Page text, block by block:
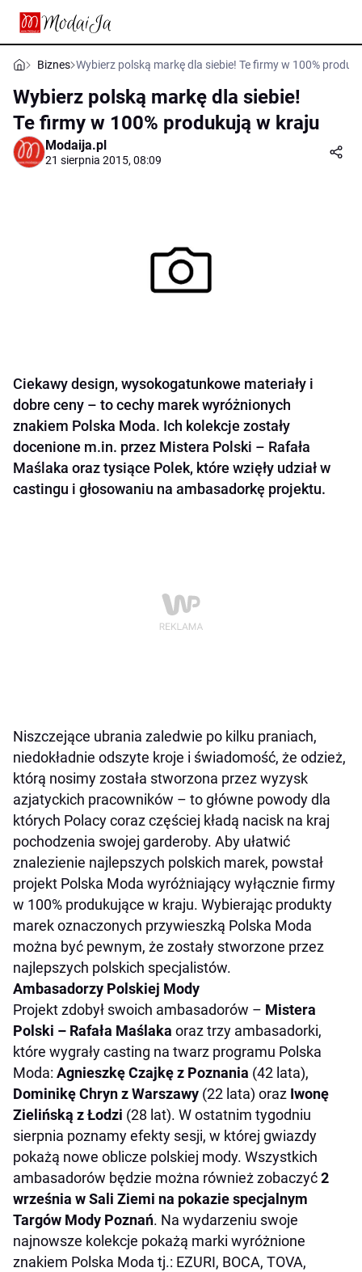
Biznes Wybierz polską markę dla siebie! Te firmy w 100%
Wybierz polską markę dla siebie!
Te firmy w 100% produkują w kraju
Modaija.pl
21 sierpnia 2015, 08:09
Ciekawy design, wysokogatunkowe materiały i
dobre ceny – to cechy marek wyróżnionych
znakiem Polska Moda. Ich kolekcje zostały
docenione m.in. przez Mistera Polski – Rafała
Maślaka oraz tysiące Polek, które wzięły udział w
castingu i głosowaniu na ambasadorkę projektu.
Niszczejące ubrania zaledwie po kilku praniach,
niedokładnie odszyte kroje i świadomość, że odzież,
którą nosimy została stworzona przez wyzysk
azjatyckich pracowników – to główne powody dla
których Polacy coraz częściej kładą nacisk na kraj
pochodzenia swojej garderoby. Aby ułatwić
znalezienie najlepszych polskich marek, powstał
projekt Polska Moda wyróżniający wyłącznie firmy
w 100% produkujące w kraju. Wybierając produkty
marek oznaczonych przywieszką Polska Moda
można być pewnym, że zostały stworzone przez
najlepszych polskich specjalistów.
Ambasadorzy Polskiej Mody
Projekt zdobył swoich ambasadorów – Mistera
Polski – Rafała Maślaka oraz trzy ambasadorki,
które wygrały casting na twarz programu Polska
Moda: Agnieszkę Czajkę z Poznania (42 lata),
Dominikę Chryn z Warszawy (22 lata) oraz Iwonę
Zielińską z Łodzi (28 lat). W ostatnim tygodniu
sierpnia poznamy efekty sesji, w której gwiazdy
pokażą nowe oblicze polskiej mody. Wszystkich
ambasadorów będzie można również zobaczyć2
września w Sali Ziemi na pokazie specjalnym
Targów Mody Poznań. Na wydarzeniu swoje
najnowsze kolekcje pokażą marki wyróżnione
znakiem Polska Moda tj.: EZURI, BOCA, TOVA,